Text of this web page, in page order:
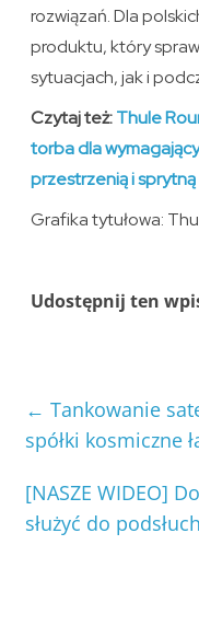
rozwiązań. Dla
produktu, który
sytuacjach, jak i
Czytaj też:Thule
torba dla
przestrzenią i
Grafika tytułowa:
Udostępnij ten
← Tankowanie
spółki kosmiczne
[NASZE WIDEO]
służyć do